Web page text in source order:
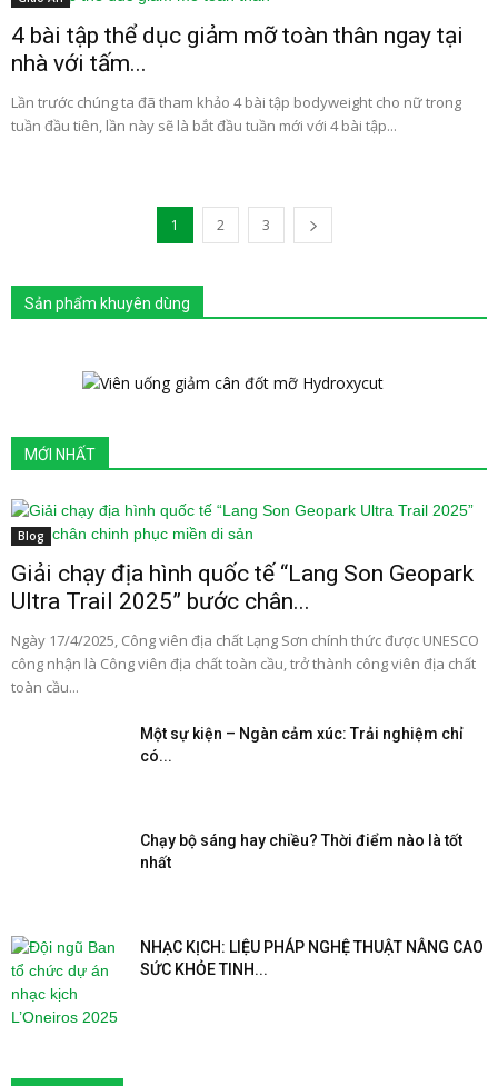
4 bài tập thể dục giảm mỡ toàn thân ngay tại
nhà với tấm...
Lần trước chúng ta đã tham khảo 4 bài tập bodyweight cho nữ trong
tuần đầu tiên, lần này sẽ là bắt đầu tuần mới với 4 bài tập...
1 2 3
Sản phẩm khuyên dùng
MỚI NHẤT
Blog
Giải chạy địa hình quốc tế “Lang Son Geopark
Ultra Trail 2025” bước chân...
Ngày 17/4/2025, Công viên địa chất Lạng Sơn chính thức được UNESCO
công nhận là Công viên địa chất toàn cầu, trở thành công viên địa chất
toàn cầu...
Một sự kiện – Ngàn cảm xúc: Trải nghiệm chỉ
có...
Chạy bộ sáng hay chiều? Thời điểm nào là tốt
nhất
NHẠC KỊCH: LIỆU PHÁP NGHỆ THUẬT NÂNG CAO
SỨC KHỎE TINH...